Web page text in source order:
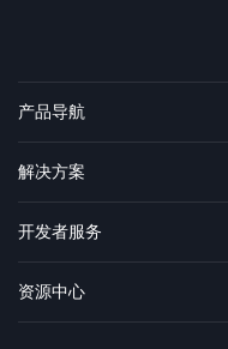
产品导航
解决方案
开发者服务
资源中心